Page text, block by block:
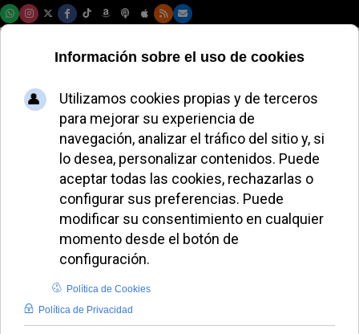
León XIV defiende a
los sacerdotes
inocentes sin
olvidar el dolor de
las víctimas